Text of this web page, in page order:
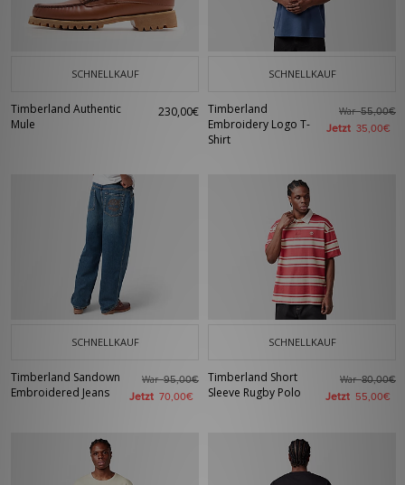
SCHNELLKAUF
Timberland Authentic
Mule
230,00€
SCHNELLKAUF
Timberland
Embroidery Logo T-
Shirt
War55,00€
Jetzt 35,00€
SCHNELLKAUF
Timberland Sandown
Embroidered Jeans
War95,00€
Jetzt 70,00€
SCHNELLKAUF
Timberland Short
Sleeve Rugby Polo
War80,00€
Jetzt 55,00€